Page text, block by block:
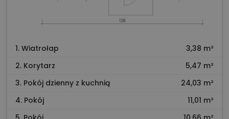
1. Wiatrołap
3,38 m²
2. Korytarz
5,47 m²
3. Pokój dzienny z kuchnią
24,03 m²
4. Pokój
11,01 m²